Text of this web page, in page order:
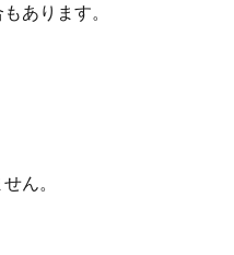
あります。
ん。